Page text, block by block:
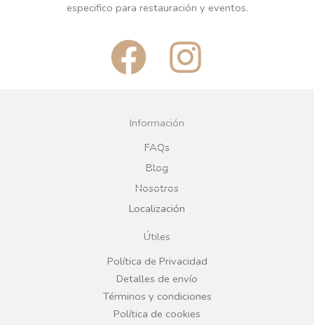
especifico para restauración y eventos.
F
a
c
e
b
o
o
k
I
n
g
r
a
Información
FAQs
Blog
Nosotros
Localización
Útiles
Política de Privacidad
Detalles de envío
Términos y condiciones
Política de cookies